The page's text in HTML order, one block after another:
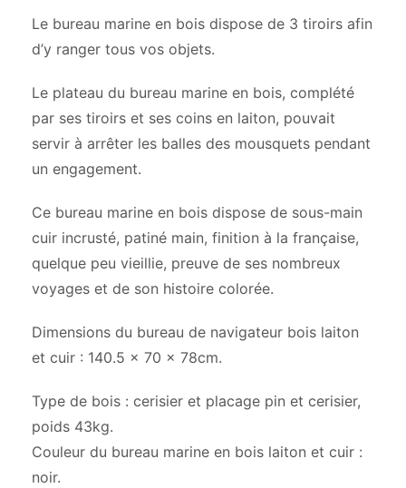
Le bureau marine en bois dispose de 3 tiroirs afin
d’y ranger tous vos objets.
Le plateau du bureau marine en bois, complété
par ses tiroirs et ses coins en laiton, pouvait
servir à arrêter les balles des mousquets pendant
un engagement.
Ce bureau marine en bois dispose de sous-main
cuir incrusté, patiné main, finition à la française,
quelque peu vieillie, preuve de ses nombreux
voyages et de son histoire colorée.
Dimensions du bureau de navigateur bois laiton
et cuir : 140.5 x 70 x 78cm.
Type de bois : cerisier et placage pin et cerisier,
poids 43kg.
Couleur du bureau marine en bois laiton et cuir :
noir.